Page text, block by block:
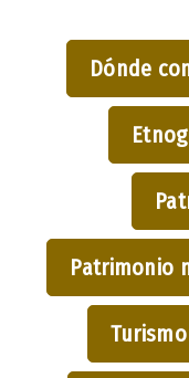
Dónde
Patrimonio